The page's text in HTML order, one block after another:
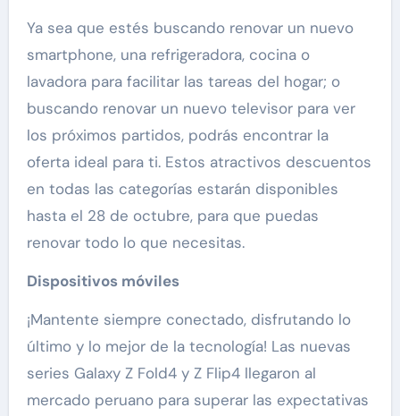
Ya sea que estés buscando renovar un nuevo
smartphone, una refrigeradora, cocina o
lavadora para facilitar las tareas del hogar; o
buscando renovar un nuevo televisor para ver
los próximos partidos, podrás encontrar la
oferta ideal para ti. Estos atractivos descuentos
en todas las categorías estarán disponibles
hasta el 28 de octubre, para que puedas
renovar todo lo que necesitas.
Dispositivos móviles
¡Mantente siempre conectado, disfrutando lo
último y lo mejor de la tecnología! Las nuevas
series Galaxy Z Fold4 y Z Flip4 llegaron al
mercado peruano para superar las expectativas